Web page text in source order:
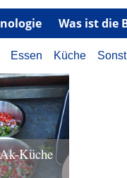
Was ist die
Essen Küche
Küche